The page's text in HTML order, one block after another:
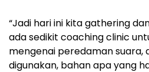
“Jadi hari ini kita gathering
ada sedikit coaching clinic
mengenai peredaman suara,
digunakan, bahan apa yang